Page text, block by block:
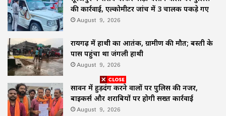
की कार्रवाई, एल्कोमीटर जांच में 3 चालक पकड़े गए
August 9, 2026
रायगढ़ में हाथी का आतंक, ग्रामीण की मौत; बस्ती के
पास पहुंचा था जंगली हाथी
August 9, 2026
सावन में हुड़दंग करने वालों पर पुलिस की नजर,
बाइकर्स और शराबियों पर होगी सख्त कार्रवाई
August 9, 2026